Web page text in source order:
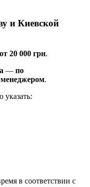
и Киевской
20 000 грн.
— по
менеджером.
указать:
в соответствии с